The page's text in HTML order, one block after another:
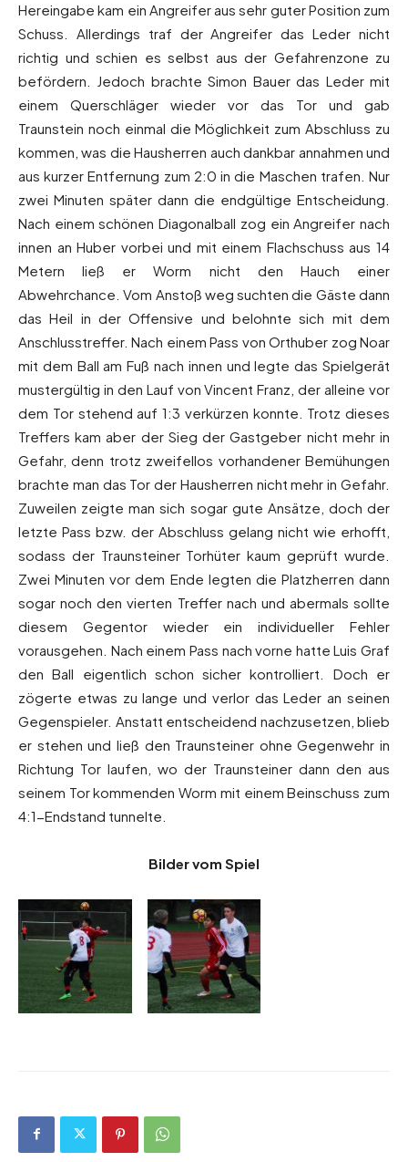
Hereingabe kam ein Angreifer aus sehr guter Position zum
Schuss. Allerdings traf der Angreifer das Leder nicht
richtig und schien es selbst aus der Gefahrenzone zu
befördern. Jedoch brachte Simon Bauer das Leder mit
einem Querschläger wieder vor das Tor und gab
Traunstein noch einmal die Möglichkeit zum Abschluss zu
kommen, was die Hausherren auch dankbar annahmen und
aus kurzer Entfernung zum 2:0 in die Maschen trafen. Nur
zwei Minuten später dann die endgültige Entscheidung.
Nach einem schönen Diagonalball zog ein Angreifer nach
innen an Huber vorbei und mit einem Flachschuss aus 14
Metern ließ er Worm nicht den Hauch einer
Abwehrchance. Vom Anstoß weg suchten die Gäste dann
das Heil in der Offensive und belohnte sich mit dem
Anschlusstreffer. Nach einem Pass von Orthuber zog Noar
mit dem Ball am Fuß nach innen und legte das Spielgerät
mustergültig in den Lauf von Vincent Franz, der alleine vor
dem Tor stehend auf 1:3 verkürzen konnte. Trotz dieses
Treffers kam aber der Sieg der Gastgeber nicht mehr in
Gefahr, denn trotz zweifellos vorhandener Bemühungen
brachte man das Tor der Hausherren nicht mehr in Gefahr.
Zuweilen zeigte man sich sogar gute Ansätze, doch der
letzte Pass bzw. der Abschluss gelang nicht wie erhofft,
sodass der Traunsteiner Torhüter kaum geprüft wurde.
Zwei Minuten vor dem Ende legten die Platzherren dann
sogar noch den vierten Treffer nach und abermals sollte
diesem Gegentor wieder ein individueller Fehler
vorausgehen. Nach einem Pass nach vorne hatte Luis Graf
den Ball eigentlich schon sicher kontrolliert. Doch er
zögerte etwas zu lange und verlor das Leder an seinen
Gegenspieler. Anstatt entscheidend nachzusetzen, blieb
er stehen und ließ den Traunsteiner ohne Gegenwehr in
Richtung Tor laufen, wo der Traunsteiner dann den aus
seinem Tor kommenden Worm mit einem Beinschuss zum
4:1-Endstand tunnelte.
Bilder vom Spiel